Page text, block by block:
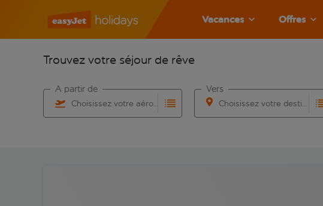
Vacances Offres
Trouvez votre séjour de rêve
Choisissez votre aéroport
À partir de
Choisissez votre destination
Vers